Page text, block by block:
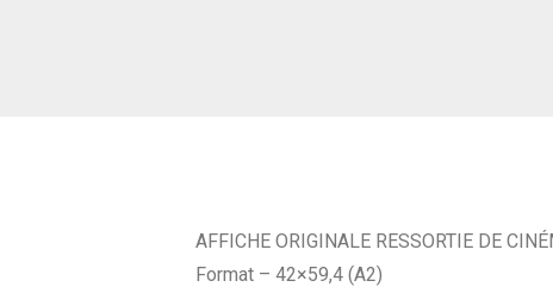
AFFICHE ORIGINALE RESSORTIE DE
Format – 42×59,4 (A2)